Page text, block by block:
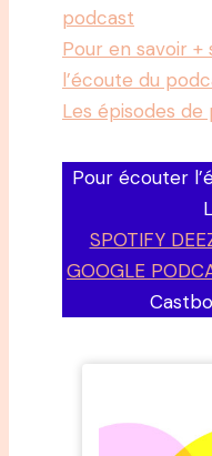
podcast
Pour en savoir +
l’écoute du
Les épisodes
Pour écouter
SPOTIFY
GOOGLE